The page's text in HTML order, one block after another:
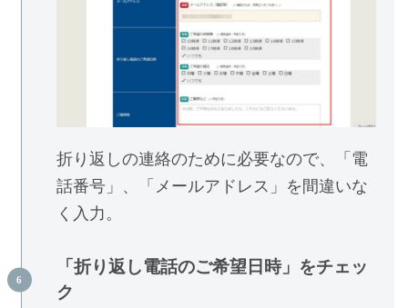
折り返しの連絡のために必要なので、「電
話番号」、「メールアドレス」を間違いな
く入力。
「折り返し電話のご希望日時」をチェッ
ク